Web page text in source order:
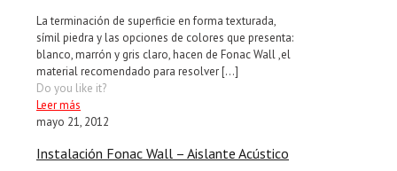
La terminación de superficie en forma texturada,
símil piedra y las opciones de colores que presenta:
blanco, marrón y gris claro, hacen de Fonac Wall ,el
material recomendado para resolver[…]
Do you like it?
Leer más
mayo 21, 2012
Instalación Fonac Wall – Aislante Acústico